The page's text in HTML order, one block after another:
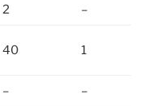
2 –
40 1
– –